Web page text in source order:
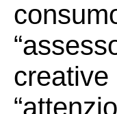
creative